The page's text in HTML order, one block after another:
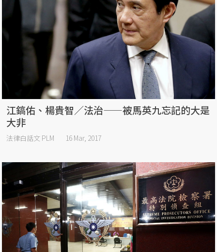
江鎬佑、楊貴智／法治——被馬英九忘記的大是
大非
法律白話文 PLM 16 Mar, 2017